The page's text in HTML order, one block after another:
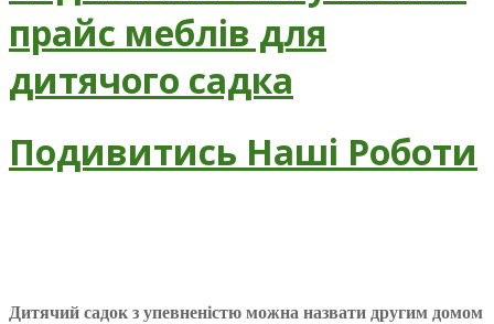
прайс меблів для
дитячого садка
Подивитись Наші Роботи
Дитячий садок з упевненістю можна назвати другим домом